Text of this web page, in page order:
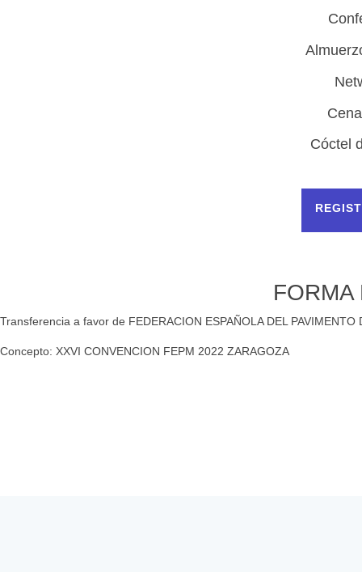
Cóctel
FORMA
Transferencia a favor de FEDERACION ESPAÑOLA DEL PAVIMENTO
Concepto: XXVI CONVENCION FEPM 2022 ZARAGOZA